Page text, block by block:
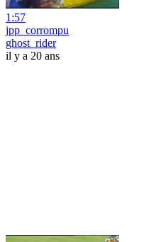
1:57
jpp_corrompu
ghost_rider
il y a 20 ans